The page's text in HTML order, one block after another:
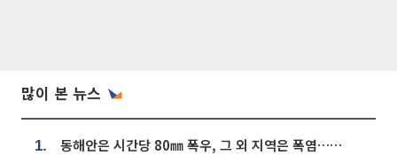
많이 본 뉴스
1. 동해안은 시간당 80㎜ 폭우, 그 외 지역은 폭염…‘극과 극 날씨’